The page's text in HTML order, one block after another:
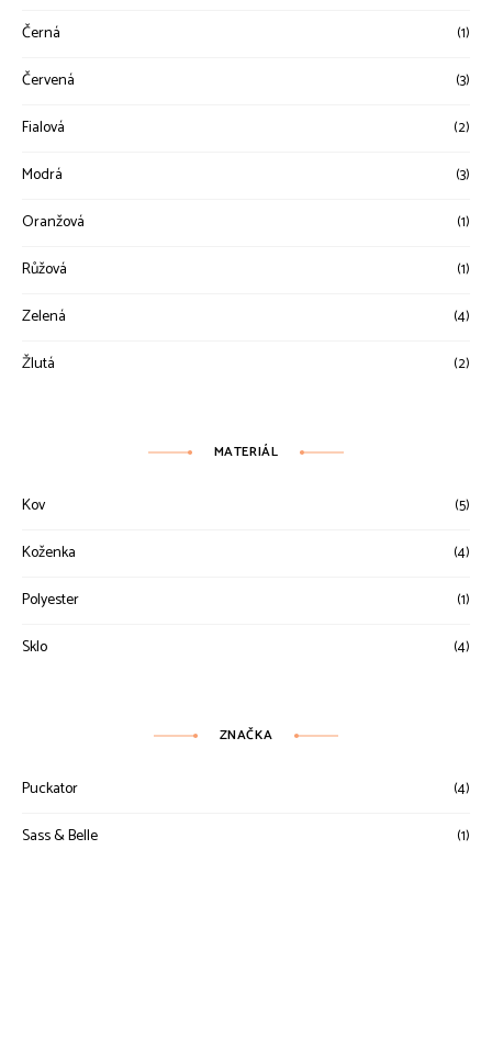
Černá (1)
Červená (3)
Fialová (2)
Modrá (3)
Oranžová (1)
Růžová (1)
Zelená (4)
Žlutá (2)
MATERIÁL
Kov (5)
Koženka (4)
Polyester (1)
Sklo (4)
ZNAČKA
Puckator (4)
Sass & Belle (1)